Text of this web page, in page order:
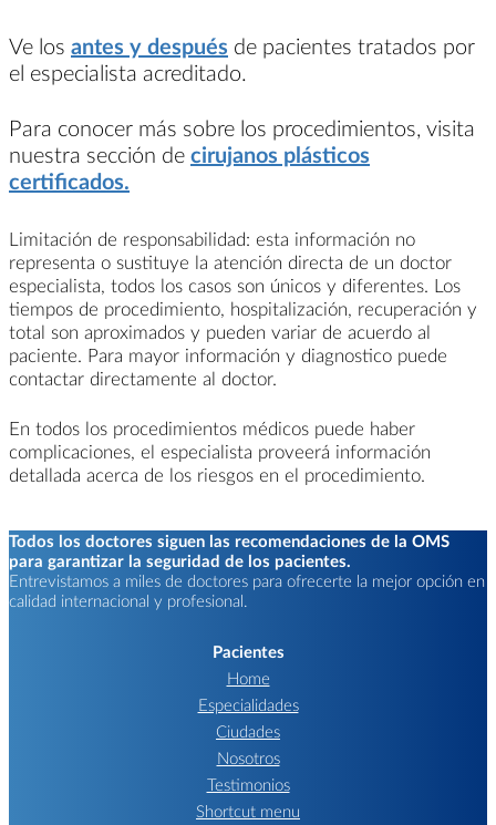
Ve los antes y después de pacientes tratados por
el especialista acreditado.
Para conocer más sobre los procedimientos, visita
nuestra sección de cirujanos plásticos
certificados.
Limitación de responsabilidad: esta información no
representa o sustituye la atención directa de un doctor
especialista, todos los casos son únicos y diferentes. Los
tiempos de procedimiento, hospitalización, recuperación y
total son aproximados y pueden variar de acuerdo al
paciente. Para mayor información y diagnostico puede
contactar directamente al doctor.
En todos los procedimientos médicos puede haber
complicaciones, el especialista proveerá información
detallada acerca de los riesgos en el procedimiento.
Todos los doctores siguen las recomendaciones de la OMS
para garantizar la seguridad de los pacientes.
Entrevistamos a miles de doctores para ofrecerte la mejor opción en
calidad internacional y profesional.
Pacientes
Home
Especialidades
Ciudades
Nosotros
Testimonios
Shortcut menu